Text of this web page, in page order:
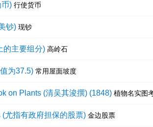
币) 行使货币
钞) 现钞
的主要组分) 高岭石
为37.5) 常用屋面坡度
on Plants (清吴其浚撰) (1848) 植物名实图
尤指有政府担保的股票) 金边股票